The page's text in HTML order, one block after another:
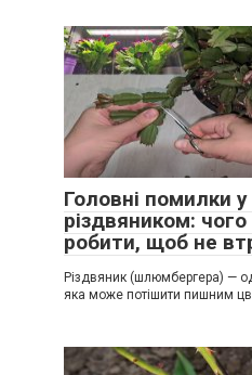
Головні помилки
різдвяником:
робити, щоб не
Різдвяник (шлюмбергера) —
яка може потішити пишним